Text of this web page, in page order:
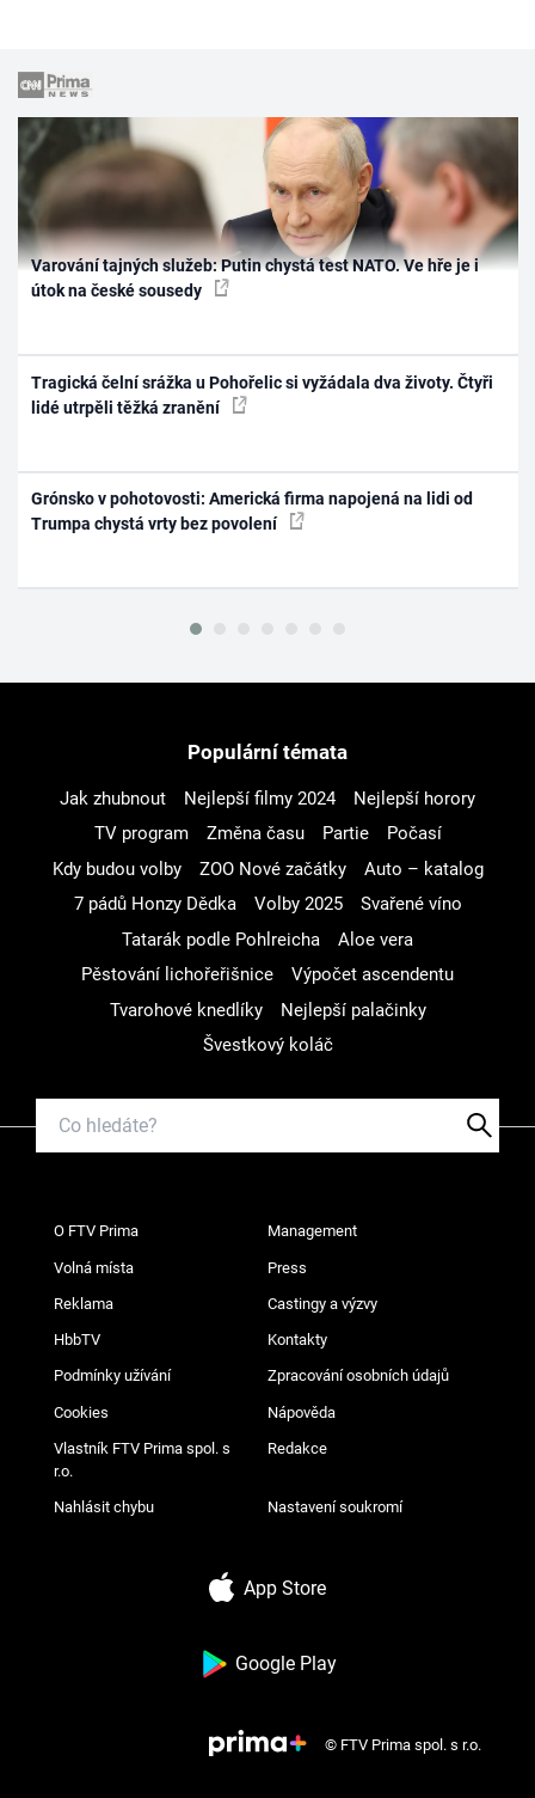
Varování tajných služeb: Putin chystá test NATO. Ve hře je i
útok na české sousedy
Tragická čelní srážka u Pohořelic si vyžádala dva životy. Čtyři
lidé utrpěli těžká zranění
Grónsko v pohotovosti: Americká firma napojená na lidi od
Trumpa chystá vrty bez povolení
Populární témata
Jak zhubnout Nejlepší filmy 2024
Nejlepší horory
TV program
Změna času Partie
Počasí
Kdy budou volby
ZOO Nové začátky
Auto – katalog
7 pádů Honzy Dědka
Volby 2025
Svařené víno
Tatarák podle Pohlreicha
Aloe vera
Pěstování lichořeřišnice
Výpočet ascendentu
Tvarohové knedlíky
Nejlepší palačinky
Švestkový koláč
O FTV Prima Management
Volná místa Press
Reklama Castingy a výzvy
HbbTV Kontakty
Podmínky užívání Zpracování osobních údajů
Cookies Nápověda
Vlastník FTV Prima spol. s
r.o.
Redakce
Nahlásit chybu Nastavení soukromí
App Store
Google Play
© FTV Prima spol. s r.o.